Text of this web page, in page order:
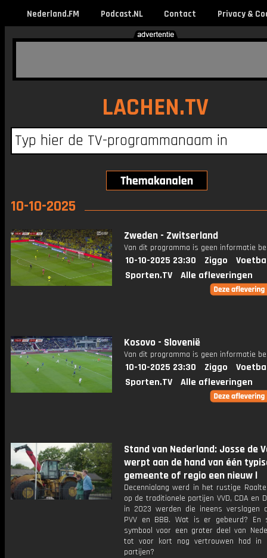
Nederland.FM Podcast.NL Contact Privacy &
LACHEN.TV
10-10-2025
Zweden - Zwitserland
Van dit programma is geen informatie
10-10-2025 23:30 Ziggo
Sporten.TV
Alle afleveringen
Kosovo - Slovenië
Van dit programma is geen informatie
10-10-2025 23:30 Ziggo
Sporten.TV
Alle afleveringen
Stand van Nederland: Josse de
werpt aan de hand van één
gemeente of regio een nieuw l
Decennialang werd in het rustige
op de traditionele partijen VVD, CDA en
in 2023 werden die ineens verslagen
PVV en BBB. Wat is er gebeurd? En
symbool voor een groter deel van
tot voor kort nog vertrouwen had in
partijen?